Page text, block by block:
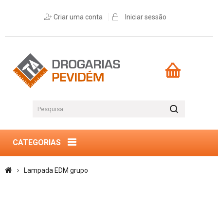
Criar uma conta Iniciar sessão
CATEGORIAS
Lampada EDM grupo